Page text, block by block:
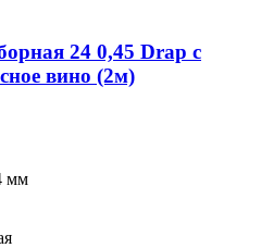
24 0,45 Drap с
вино (2м)
мм